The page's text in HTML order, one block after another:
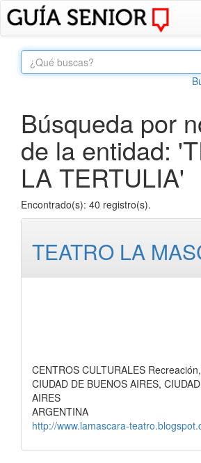
Búsqueda por
de la entidad:
LA TERTULIA'
Encontrado(s): 40 registro(s).
TEATRO LA
CENTROS CULTURALES
CIUDAD DE BUENOS AIRES,
AIRES
ARGENTINA
http://www.lamascara-